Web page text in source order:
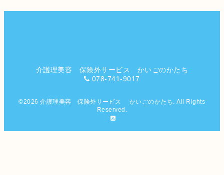
介護理美容 保険外サービス かいごのかたち
078-741-9017
©2026介護理美容 保険外サービス かいごのかたち . All Rights
Reserved.